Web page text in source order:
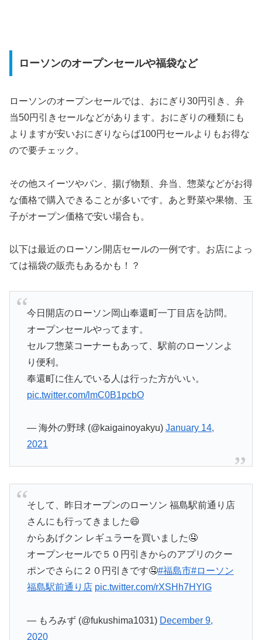
ローソンのオープンセールや福袋など
ローソンのオープンセールでは、おにぎり30円引き、弁
当50円引きセールなどがあります。おにぎりの種類にも
よりますが安いおにぎりならば100円セールよりもお得な
ので要チェック。
その他スイーツやパン、揚げ物類、弁当、惣菜などがお得
な価格で購入できることが多いです。あと野菜や果物、玉
子がオープン価格で安い場合も。
以下は最近のローソン開店セールの一例です。お店によっ
ては福袋の販売もあるかも！？
今日開店のローソン岡山奉還町一丁目店を訪問。
オープンセールやってます。
セルフ惣菜コーナーもあって、駅前のローソンよ
り便利。
奉還町に住んでいる人は行った方がいい。
pic.twitter.com/lmC0B1pcbO
— 海外の野球 (@kaigainoyakyu) January 14,
2021
そして、昨日オープンのローソン 福島駅前通り店
さんにも行ってきました😄
からあげクン レギュラーを買いました🤤
オープンセールで５０円引きからのアプリのクー
ポンでさらに２０円引きです🤤#福島市#ローソン
福島駅前通り店 pic.twitter.com/rXSHh7HYlG
— もろみず (@fukushima1031) December 9,
2020